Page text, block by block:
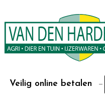
Veilig online betalen